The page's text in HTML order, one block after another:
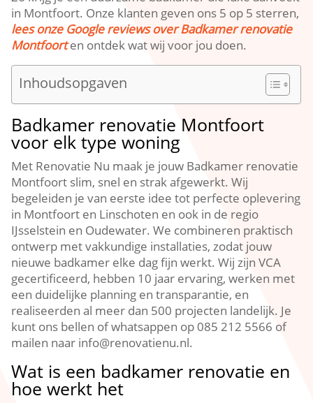
in Montfoort.​ Onze klanten geven ons 5 op 5 sterren,
lees onze Google reviews over Badkamer renovatie
Montfoorten ontdek wat wij voor jou doen.​
Inhoudsopgaven
Badkamer renovatie Montfoort
voor elk type woning
Met Renovatie Nu maak je jouw Badkamer renovatie
Montfoort slim, snel en strak afgewerkt.​ Wij
begeleiden je van eerste idee tot perfecte oplevering
in Montfoort en Linschoten en ook in de regio
IJsselstein en Oudewater.​ We combineren praktisch
ontwerp met vakkundige installaties, zodat jouw
nieuwe badkamer elke dag fijn werkt.​ Wij zijn VCA
gecertificeerd, hebben 10 jaar ervaring, werken met
een duidelijke planning en transparantie, en
realiseerden al meer dan 500 projecten landelijk.​ Je
kunt ons bellen of whatsappen op 085 212 5566 of
mailen naar info@renovatienu.​nl.​
Wat is een badkamer renovatie en
hoe werkt het